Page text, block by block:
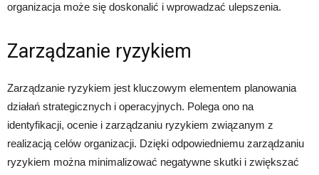
organizacja może się doskonalić i wprowadzać ulepszenia.
Zarządzanie ryzykiem
Zarządzanie ryzykiem jest kluczowym elementem planowania
działań strategicznych i operacyjnych. Polega ono na
identyfikacji, ocenie i zarządzaniu ryzykiem związanym z
realizacją celów organizacji. Dzięki odpowiedniemu zarządzaniu
ryzykiem można minimalizować negatywne skutki i zwiększać